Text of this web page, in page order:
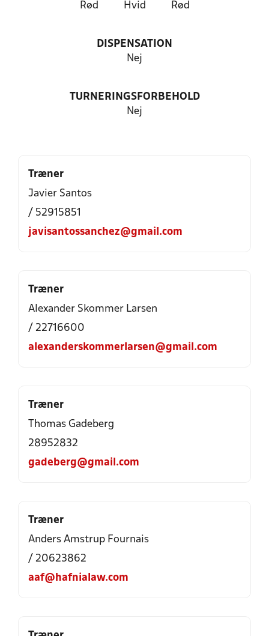
Rød Hvid Rød
DISPENSATION
Nej
TURNERINGSFORBEHOLD
Nej
Træner
Javier Santos
/ 52915851
javisantossanchez@gmail.com
Træner
Alexander Skommer Larsen
/ 22716600
alexanderskommerlarsen@gmail.com
Træner
Thomas Gadeberg
28952832
gadeberg@gmail.com
Træner
Anders Amstrup Fournais
/ 20623862
aaf@hafnialaw.com